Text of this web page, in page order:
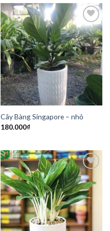
Add to
Wishlist
Cây Bàng Singapore – nhỏ
180.000₫
Add to
Wishlist